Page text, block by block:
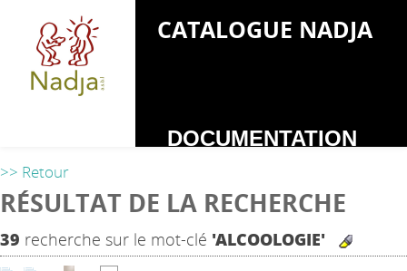
CATALOGUE NADJA
DOCUMENTATION
DEPENDANCES
>> Retour
RÉSULTAT DE LA RECHERCHE
39 recherche sur le mot-clé 'ALCOOLOGIE'